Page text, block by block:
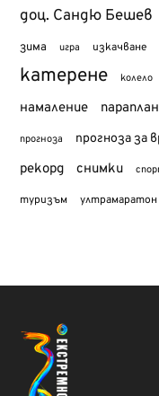
доц. Сандю Бешев
зима игра изкачване
катерене колело
намаление
прогноза прогноза за
рекорд снимки
туризъм ултрамаратон